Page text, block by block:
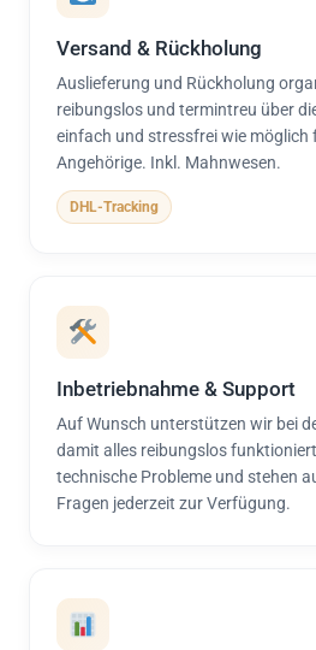
Versand & Rückholung
Auslieferung und Rückholung
reibungslos und termintreu über
einfach und stressfrei wie möglich
Angehörige. Inkl. Mahnwesen.
DHL-Tracking
Inbetriebnahme & Support
Auf Wunsch unterstützen wir bei
damit alles reibungslos
technische Probleme und stehen
Fragen jederzeit zur Verfügung.